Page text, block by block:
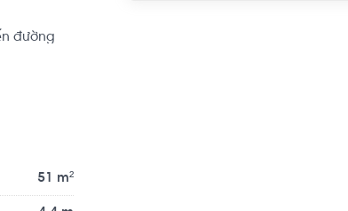
đường
51 m²